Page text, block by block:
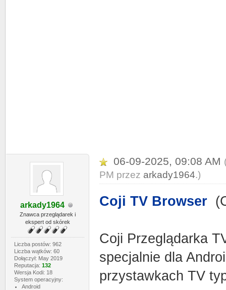
arkady1964
Znawca przeglądarek i
ekspert od skórek
Liczba postów: 962
Liczba wątków: 60
Dołączył: May 2019
Reputacja: 132
Wersja Kodi: 18
System operacyjny:
Android
06-09-2025, 09:08 AM
PM przez arkady1964.)
Coji TV Browser
Coji Przeglądarka
specjalnie dla
przystawkach TV